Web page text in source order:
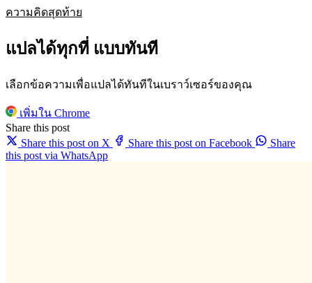
ความคิดสุดท้าย
แปลได้ทุกที่ แบบทันที
เลือกข้อความเพื่อแปลได้ทันทีในเบราว์เซอร์ของคุณ
เพิ่มใน Chrome
Share this post
Share this post on X
Share this post on Facebook
Share
this post via WhatsApp